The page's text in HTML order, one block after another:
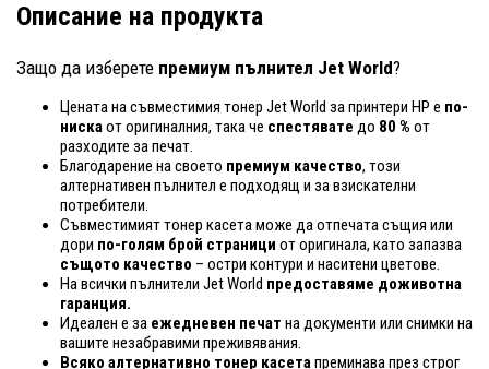
Описание на продукта
Защо да изберете премиум пълнител Jet World?
Цената на съвместимия тонер Jet World за принтери HP е по-
нискаот оригиналния, така че спестявате до 80 % от
разходите за печат.
Благодарение на своето премиум качество, този
алтернативен пълнител е подходящ и за взискателни
потребители.
Съвместимият тонер касета може да отпечата същия или
дори по-голям брой страници от оригинала, като запазва
същото качество – остри контури и наситени цветове.
На всички пълнители Jet World предоставяме доживотна
гаранция.
Идеален е за ежедневен печат на документи или снимки на
вашите незабравими преживявания.
Всяко алтернативно тонер касетапреминава през строг